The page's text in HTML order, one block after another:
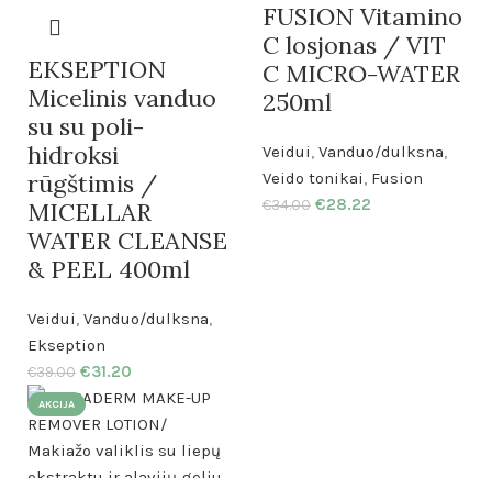
EKSEPTION
Micelinis vanduo
su su poli-
hidroksi
rūgštimis /
MICELLAR
WATER CLEANSE
& PEEL 400ml
Veidui, Vanduo/dulksna,
Ekseption
€39.00 €31.20
FUSION Vitamino
C losjonas / VIT
C MICRO-WATER
250ml
Veidui, Vanduo/dulksna,
Veido tonikai, Fusion
€34.00 €28.22
AKCIJA